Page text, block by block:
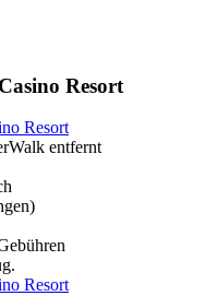
Resort
Resort
entfernt
Resort